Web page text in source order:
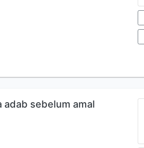
adab sebelum amal